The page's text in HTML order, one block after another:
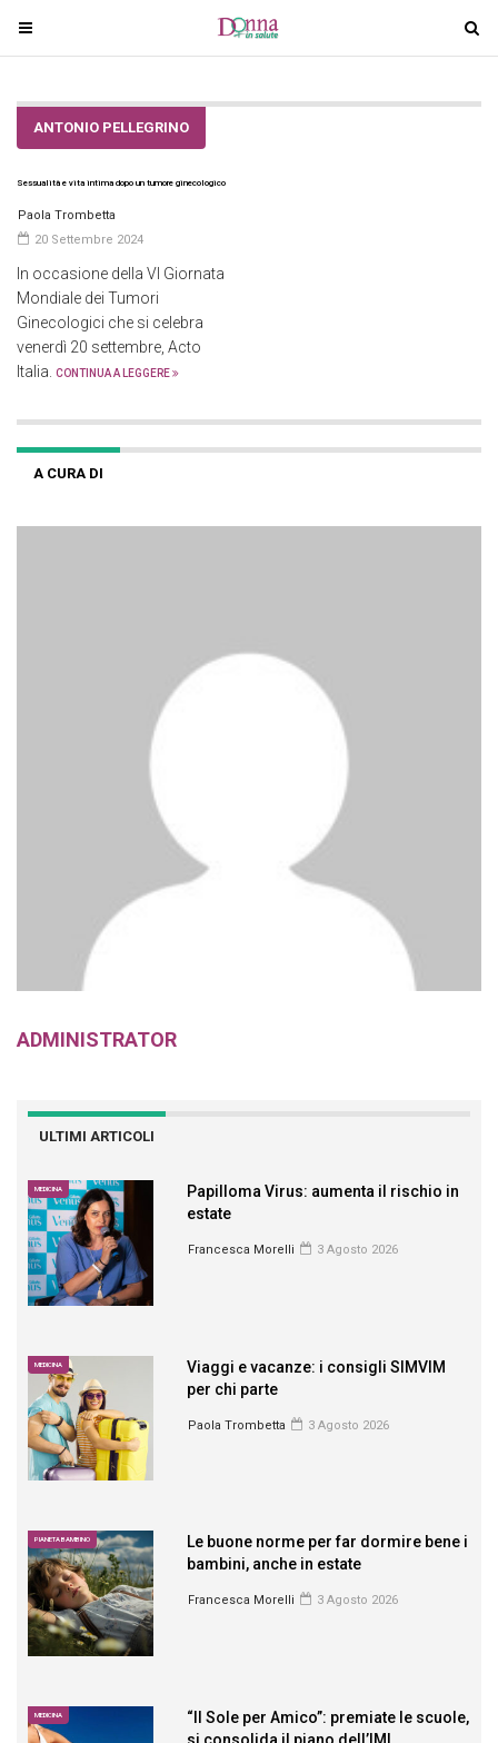
T
o
g
n
a
v
i
g
a
t
i
n
T
o
g
n
ANTONIO PELLEGRINO
Sessualità e vita intima dopo un tumore ginecologico
Paola Trombetta
20 Settembre 2024
In occasione della VI Giornata
Mondiale dei Tumori
Ginecologici che si celebra
venerdì 20 settembre, Acto
Italia.
CONTINUA A LEGGERE
A CURA DI
ADMINISTRATOR
ULTIMI ARTICOLI
MEDICINA
Papilloma Virus: aumenta il rischio in
estate
Francesca Morelli 3 Agosto 2026
MEDICINA
Viaggi e vacanze: i consigli SIMVIM
per chi parte
Paola Trombetta 3 Agosto 2026
PIANETA BAMBINO
Le buone norme per far dormire bene i
bambini, anche in estate
Francesca Morelli 3 Agosto 2026
MEDICINA
“Il Sole per Amico”: premiate le scuole,